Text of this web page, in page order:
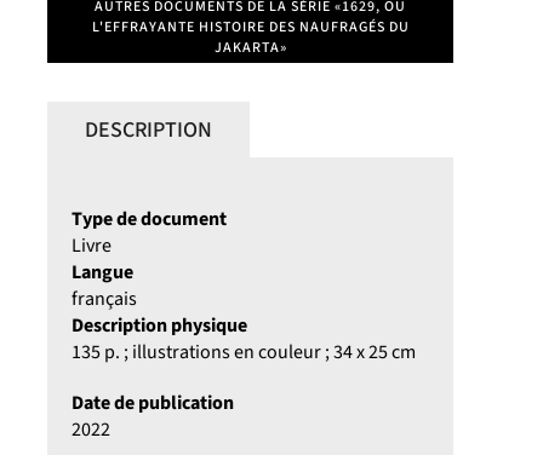
AUTRES DOCUMENTS DE LA SÉRIE «1629, OU
L'EFFRAYANTE HISTOIRE DES NAUFRAGÉS DU
JAKARTA»
DESCRIPTION
Type de document
Livre
Langue
français
Description physique
135 p. ; illustrations en couleur ; 34 x 25 cm
Date de publication
2022